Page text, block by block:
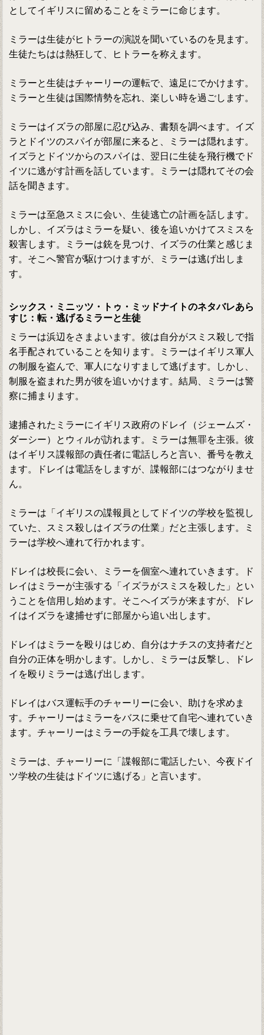
としてイギリスに留めることをミラーに命じます。
ミラーは生徒がヒトラーの演説を聞いているのを見ます。
生徒たちはは熱狂して、ヒトラーを称えます。
ミラーと生徒はチャーリーの運転で、遠足にでかけます。
ミラーと生徒は国際情勢を忘れ、楽しい時を過ごします。
ミラーはイズラの部屋に忍び込み、書類を調べます。イズ
ラとドイツのスパイが部屋に来ると、ミラーは隠れます。
イズラとドイツからのスパイは、翌日に生徒を飛行機でド
イツに逃がす計画を話しています。ミラーは隠れてその会
話を聞きます。
ミラーは至急スミスに会い、生徒逃亡の計画を話します。
しかし、イズラはミラーを疑い、後を追いかけてスミスを
殺害します。ミラーは銃を見つけ、イズラの仕業と感じま
す。そこへ警官が駆けつけますが、ミラーは逃げ出しま
す。
シックス・ミニッツ・トゥ・ミッドナイトのネタバレあら
すじ：転・逃げるミラーと生徒
ミラーは浜辺をさまよいます。彼は自分がスミス殺しで指
名手配されていることを知ります。ミラーはイギリス軍人
の制服を盗んで、軍人になりすまして逃げます。しかし、
制服を盗まれた男が彼を追いかけます。結局、ミラーは警
察に捕まります。
逮捕されたミラーにイギリス政府のドレイ（ジェームズ・
ダーシー）とウィルが訪れます。ミラーは無罪を主張。彼
はイギリス諜報部の責任者に電話しろと言い、番号を教え
ます。ドレイは電話をしますが、諜報部にはつながりませ
ん。
ミラーは「イギリスの諜報員としてドイツの学校を監視し
ていた、スミス殺しはイズラの仕業」だと主張します。ミ
ラーは学校へ連れて行かれます。
ドレイは校長に会い、ミラーを個室へ連れていきます。ド
レイはミラーが主張する「イズラがスミスを殺した」とい
うことを信用し始めます。そこへイズラが来ますが、ドレ
イはイズラを逮捕せずに部屋から追い出します。
ドレイはミラーを殴りはじめ、自分はナチスの支持者だと
自分の正体を明かします。しかし、ミラーは反撃し、ドレ
イを殴りミラーは逃げ出します。
ドレイはバス運転手のチャーリーに会い、助けを求めま
す。チャーリーはミラーをバスに乗せて自宅へ連れていき
ます。チャーリーはミラーの手錠を工具で壊します。
ミラーは、チャーリーに「諜報部に電話したい、今夜ドイ
ツ学校の生徒はドイツに逃げる」と言います。